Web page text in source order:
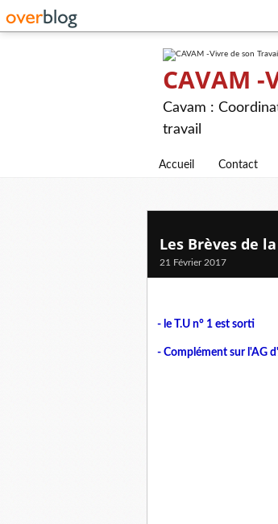
CAVAM
Cavam :
travail
Accueil Contact
Les Brèves de
21 Février 2017
- le T.U n° 1 est sorti
- Complément sur l'AG